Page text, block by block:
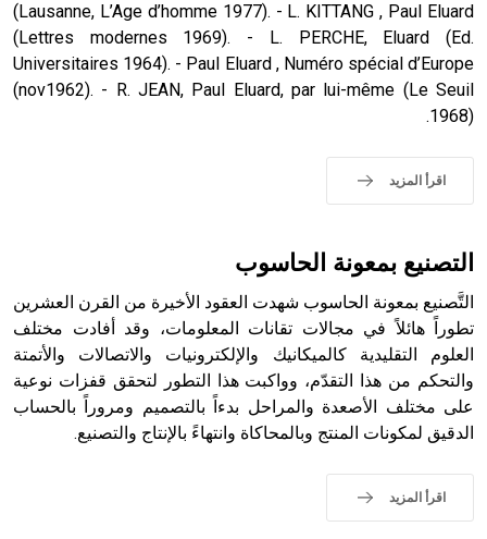
(Lausanne, L’Age d’homme 1977). - L. KITTANG , Paul Eluard
(Lettres modernes 1969). - L. PERCHE, Eluard (Ed.
Universitaires 1964). - Paul Eluard , Numéro spécial d’Europe
(nov1962). - R. JEAN, Paul Eluard, par lui-même (Le Seuil
1968).
اقرأ المزيد
التصنيع بمعونة الحاسوب
التَّصنيع بمعونة الحاسوب شهدت العقود الأخيرة من القرن العشرين
تطوراً هائلاً في مجالات تقانات المعلومات، وقد أفادت مختلف
العلوم التقليدية كالميكانيك والإلكترونيات والاتصالات والأتمتة
والتحكم من هذا التقدّم، وواكبت هذا التطور لتحقق قفزات نوعية
على مختلف الأصعدة والمراحل بدءاً بالتصميم ومروراً بالحساب
الدقيق لمكونات المنتج وبالمحاكاة وانتهاءً بالإنتاج والتصنيع.
اقرأ المزيد